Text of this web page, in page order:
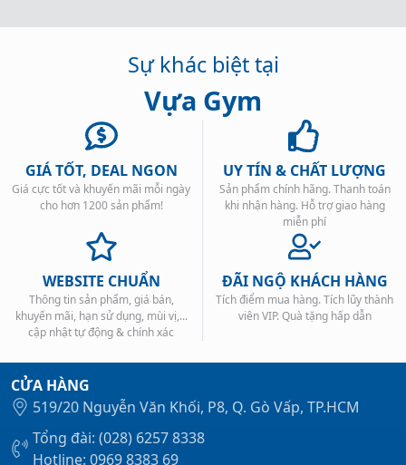
Sự khác biệt tại
Vựa Gym
GIÁ TỐT, DEAL NGON
Giá cực tốt và khuyến mãi mỗi ngày
cho hơn 1200 sản phẩm!
UY TÍN & CHẤT LƯỢNG
Sản phẩm chính hãng. Thanh toán
khi nhận hàng. Hỗ trợ giao hàng
miễn phí
WEBSITE CHUẨN
Thông tin sản phẩm, giá bán,
khuyến mãi, hạn sử dụng, mùi vị,...
cập nhật tự động & chính xác
ĐÃI NGỘ KHÁCH HÀNG
Tích điểm mua hàng. Tích lũy thành
viên VIP. Quà tặng hấp dẫn
CỬA HÀNG
519/20 Nguyễn Văn Khối, P8, Q. Gò Vấp, TP.HCM
Tổng đài: (028) 6257 8338
Hotline: 0969 8383 69